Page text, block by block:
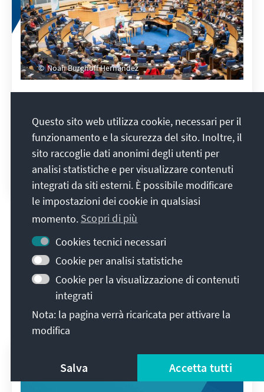
Noah Burghoff Hernández
Würdigung in Wort und Klang
7. Bonner Forum zur Einheit
Johannes Christian Koecke
3 ottobre 2024
Relazioni degli eventi
Libreria digitale
Questo sito web utilizza cookie, necessari per il
funzionamento e la sicurezza del sito. Inoltre, il
sito raccoglie dati anonimi degli utenti per
analisi statistiche e per visualizzare contenuti
integrati da siti esterni. È possibile modificare
le impostazioni dei cookie in qualsiasi
momento. Scopri di più
Cookies tecnici necessari
Cookie per analisi statistiche
Cookie per la visualizzazione di contenuti
integrati
Nota: la pagina verrà ricaricata per attivare la
modifica
Salva Accetta tutti